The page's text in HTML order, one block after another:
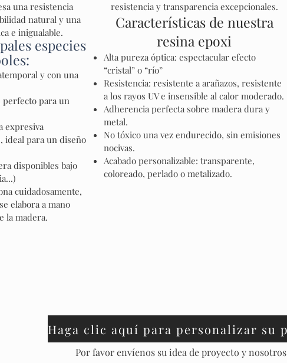
una resistencia
natural y una
e inigualable.
especies
y con una
perfecto para un
expresiva
ideal para un diseño
disponibles bajo
cuidadosamente,
elabora a mano
la madera.
resistencia y transparencia excepcionales.
Características de nuestra
resina epoxi
Alta pureza óptica: espectacular efecto
“cristal” o “río”
Resistencia: resistente a arañazos, resistente
a los rayos UV e insensible al calor moderado.
Adherencia perfecta sobre madera dura y
metal.
No tóxico una vez endurecido, sin emisiones
nocivas.
Acabado personalizable: transparente,
coloreado, perlado o metalizado.
Por favor envíenos su idea de proyecto y nosotros